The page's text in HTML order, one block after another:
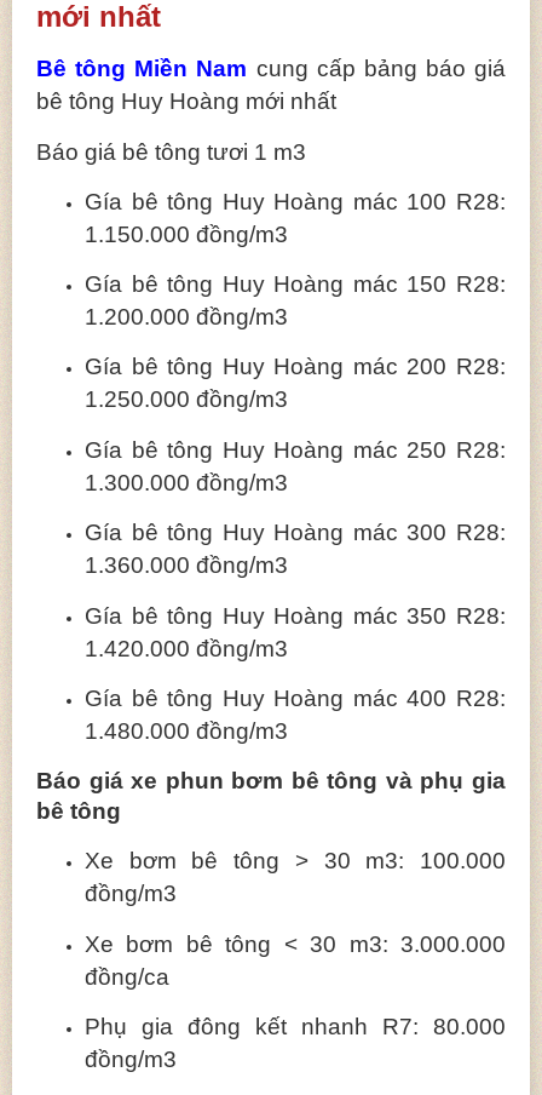
mới nhất
Bê tông Miền Nam cung cấp bảng báo giá
bê tông Huy Hoàng mới nhất
Báo giá bê tông tươi 1 m3
Gía bê tông Huy Hoàng mác 100 R28:
1.150.000 đồng/m3
Gía bê tông Huy Hoàng mác 150 R28:
1.200.000 đồng/m3
Gía bê tông Huy Hoàng mác 200 R28:
1.250.000 đồng/m3
Gía bê tông Huy Hoàng mác 250 R28:
1.300.000 đồng/m3
Gía bê tông Huy Hoàng mác 300 R28:
1.360.000 đồng/m3
Gía bê tông Huy Hoàng mác 350 R28:
1.420.000 đồng/m3
Gía bê tông Huy Hoàng mác 400 R28:
1.480.000 đồng/m3
Báo giá xe phun bơm bê tông và phụ gia
bê tông
Xe bơm bê tông > 30 m3: 100.000
đồng/m3
Xe bơm bê tông < 30 m3: 3.000.000
đồng/ca
Phụ gia đông kết nhanh R7: 80.000
đồng/m3